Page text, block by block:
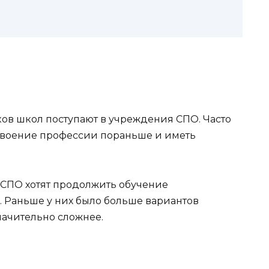
школ поступают в учреждения СПО. Часто
профессии пораньше и иметь
хотят продолжить обучение
у них было больше вариантов
сложнее.